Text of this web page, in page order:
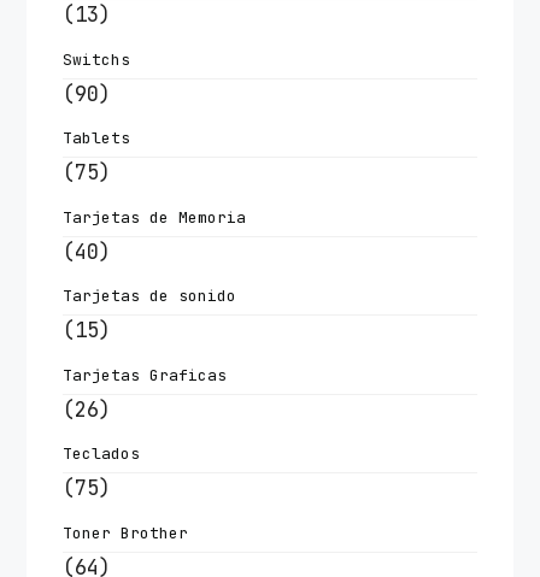
(13)
Switchs
(90)
Tablets
(75)
Tarjetas de Memoria
(40)
Tarjetas de sonido
(15)
Tarjetas Graficas
(26)
Teclados
(75)
Toner Brother
(64)